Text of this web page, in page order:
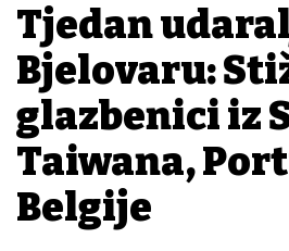
Tjedan
Bjelovaru:
glazbenici iz
Taiwana,
Belgije